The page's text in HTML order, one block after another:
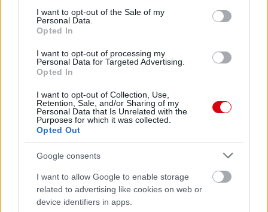
consent section.
I want to opt-out of the Sale of my
Personal Data.
Opted In
I want to opt-out of processing my
Personal Data for Targeted Advertising.
Opted In
I want to opt-out of Collection, Use,
Retention, Sale, and/or Sharing of my
Personal Data that Is Unrelated with the
Purposes for which it was collected.
Opted Out
Google consents
I want to allow Google to enable storage
related to advertising like cookies on web or
device identifiers in apps.